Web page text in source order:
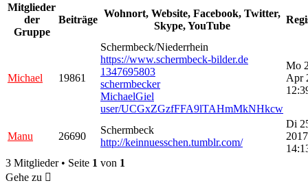
Mitglieder
der
Gruppe
Beiträge
Wohnort, Website, Facebook, Twitter,
Skype, YouTube
Michael 19861
Schermbeck/Niederrhein
https://www.schermbeck-bilder.de
1347695803
schermbecker
MichaelGiel
user/UCGxZGzfFFA9lTAHmMkNHkcw
Mo
Apr
Manu 26690
Schermbeck
http://keinnuesschen.tumblr.com/
Di
3 Mitglieder • Seite 1 von 1
Gehe zu